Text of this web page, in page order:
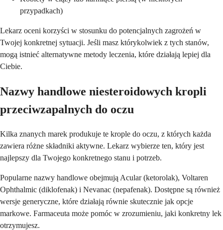
przypadkach)
Lekarz oceni korzyści w stosunku do potencjalnych zagrożeń w
Twojej konkretnej sytuacji. Jeśli masz którykolwiek z tych stanów,
mogą istnieć alternatywne metody leczenia, które działają lepiej dla
Ciebie.
Nazwy handlowe niesteroidowych kropli
przeciwzapalnych do oczu
Kilka znanych marek produkuje te krople do oczu, z których każda
zawiera różne składniki aktywne. Lekarz wybierze ten, który jest
najlepszy dla Twojego konkretnego stanu i potrzeb.
Popularne nazwy handlowe obejmują Acular (ketorolak), Voltaren
Ophthalmic (diklofenak) i Nevanac (nepafenak). Dostępne są również
wersje generyczne, które działają równie skutecznie jak opcje
markowe. Farmaceuta może pomóc w zrozumieniu, jaki konkretny lek
otrzymujesz.